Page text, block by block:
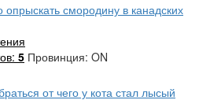
смородину в канадских
5 Провинция: ON
от чего у кота стал лысый